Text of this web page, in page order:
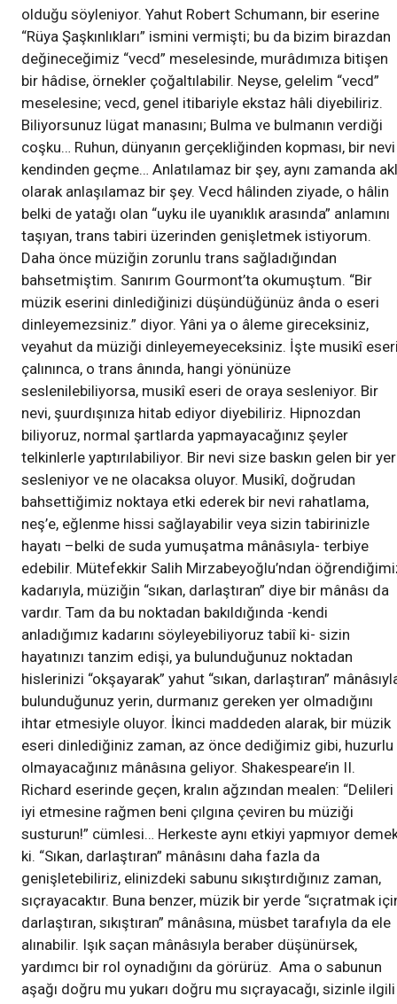
olduğu söyleniyor. Yahut Robert Schumann, bir eserine
“Rüya Şaşkınlıkları” ismini vermişti; bu da bizim birazdan
değineceğimiz “vecd” meselesinde, murâdımıza bitişen
bir hâdise, örnekler çoğaltılabilir. Neyse, gelelim “vecd”
meselesine; vecd, genel itibariyle ekstaz hâli diyebiliriz.
Biliyorsunuz lügat manasını; Bulma ve bulmanın verdiği
coşku… Ruhun, dünyanın gerçekliğinden kopması, bir nevi
kendinden geçme… Anlatılamaz bir şey, aynı zamanda
olarak anlaşılamaz bir şey. Vecd hâlinden ziyade, o hâlin
belki de yatağı olan “uyku ile uyanıklık arasında” anlamını
taşıyan, trans tabiri üzerinden genişletmek istiyorum.
Daha önce müziğin zorunlu trans sağladığından
bahsetmiştim. Sanırım Gourmont’ta okumuştum. “Bir
müzik eserini dinlediğinizi düşündüğünüz ânda o eseri
dinleyemezsiniz.” diyor. Yâni ya o âleme gireceksiniz,
veyahut da müziği dinleyemeyeceksiniz. İşte musikî
çalınınca, o trans ânında, hangi yönünüze
seslenilebiliyorsa, musikî eseri de oraya sesleniyor. Bir
nevi, şuurdışınıza hitab ediyor diyebiliriz. Hipnozdan
biliyoruz, normal şartlarda yapmayacağınız şeyler
telkinlerle yaptırılabiliyor. Bir nevi size baskın gelen bir
sesleniyor ve ne olacaksa oluyor. Musikî, doğrudan
bahsettiğimiz noktaya etki ederek bir nevi rahatlama,
neş’e, eğlenme hissi sağlayabilir veya sizin tabirinizle
hayatı –belki de suda yumuşatma mânâsıyla- terbiye
edebilir. Mütefekkir Salih Mirzabeyoğlu’ndan
kadarıyla, müziğin “sıkan, darlaştıran” diye bir mânâsı da
vardır. Tam da bu noktadan bakıldığında -kendi
anladığımız kadarını söyleyebiliyoruz tabiî ki- sizin
hayatınızı tanzim edişi, ya bulunduğunuz noktadan
hislerinizi “okşayarak” yahut “sıkan, darlaştıran”
bulunduğunuz yerin, durmanız gereken yer olmadığını
ihtar etmesiyle oluyor. İkinci maddeden alarak, bir müzik
eseri dinlediğiniz zaman, az önce dediğimiz gibi, huzurlu
olmayacağınız mânâsına geliyor. Shakespeare’in II.
Richard eserinde geçen, kralın ağzından mealen: “Delileri
iyi etmesine rağmen beni çılgına çeviren bu müziği
susturun!” cümlesi… Herkeste aynı etkiyi yapmıyor
ki. “Sıkan, darlaştıran” mânâsını daha fazla da
genişletebiliriz, elinizdeki sabunu sıkıştırdığınız zaman,
sıçrayacaktır. Buna benzer, müzik bir yerde “sıçratmak
darlaştıran, sıkıştıran” mânâsına, müsbet tarafıyla da ele
alınabilir. Işık saçan mânâsıyla beraber düşünürsek,
yardımcı bir rol oynadığını da görürüz. Ama o sabunun
aşağı doğru mu yukarı doğru mu sıçrayacağı, sizinle ilgili